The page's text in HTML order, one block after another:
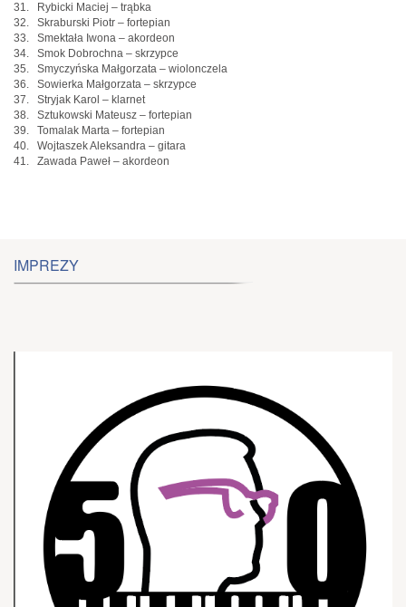
31. Rybicki Maciej – trąbka
32. Skraburski Piotr – fortepian
33. Smektała Iwona – akordeon
34. Smok Dobrochna – skrzypce
35. Smyczyńska Małgorzata – wiolonczela
36. Sowierka Małgorzata – skrzypce
37. Stryjak Karol – klarnet
38. Sztukowski Mateusz – fortepian
39. Tomalak Marta – fortepian
40. Wojtaszek Aleksandra – gitara
41. Zawada Paweł – akordeon
IMPREZY